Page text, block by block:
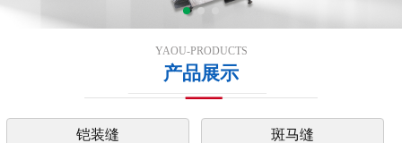
YAOU-PRODUCTS
产品展示
铠装缝 斑马缝